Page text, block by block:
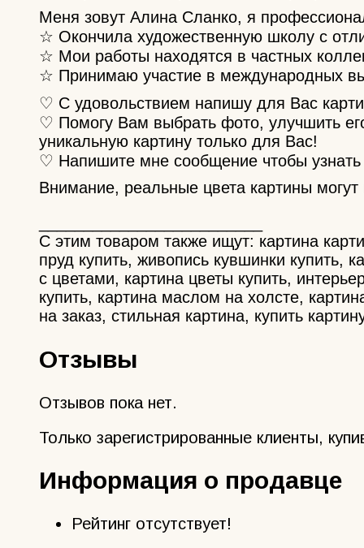
Меня зовут Алина Сланко, я
☆ Окончила художественную школу с
☆ Мои работы находятся в частных
☆ Принимаю участие в международных
♡ С удовольствием напишу для Вас
♡ Помогу Вам выбрать фото, улучшить
уникальную картину только для Вас!
♡ Напишите мне сообщение чтобы узнать
Внимание, реальные цвета картины могут
С этим товаром также ищут: картина
пруд купить, живопись кувшинки купить,
с цветами, картина цветы купить,
купить, картина маслом на холсте,
на заказ, стильная картина, купить
Отзывы
Отзывов пока нет.
Только зарегистрированные клиенты,
Информация о продавце
Рейтинг отсутствует!